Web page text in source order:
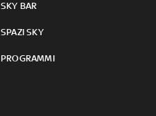
SKY BAR
SPAZI SKY
PROGRAMMI